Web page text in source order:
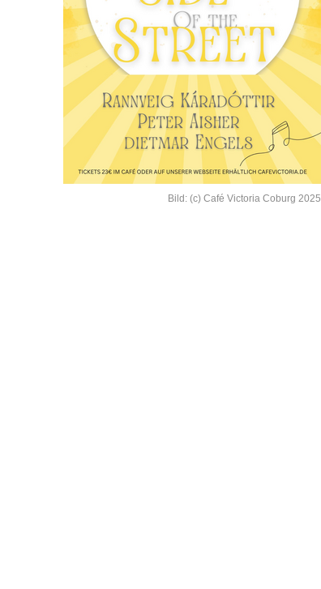
Bild: (c) Café Victoria Coburg 2025